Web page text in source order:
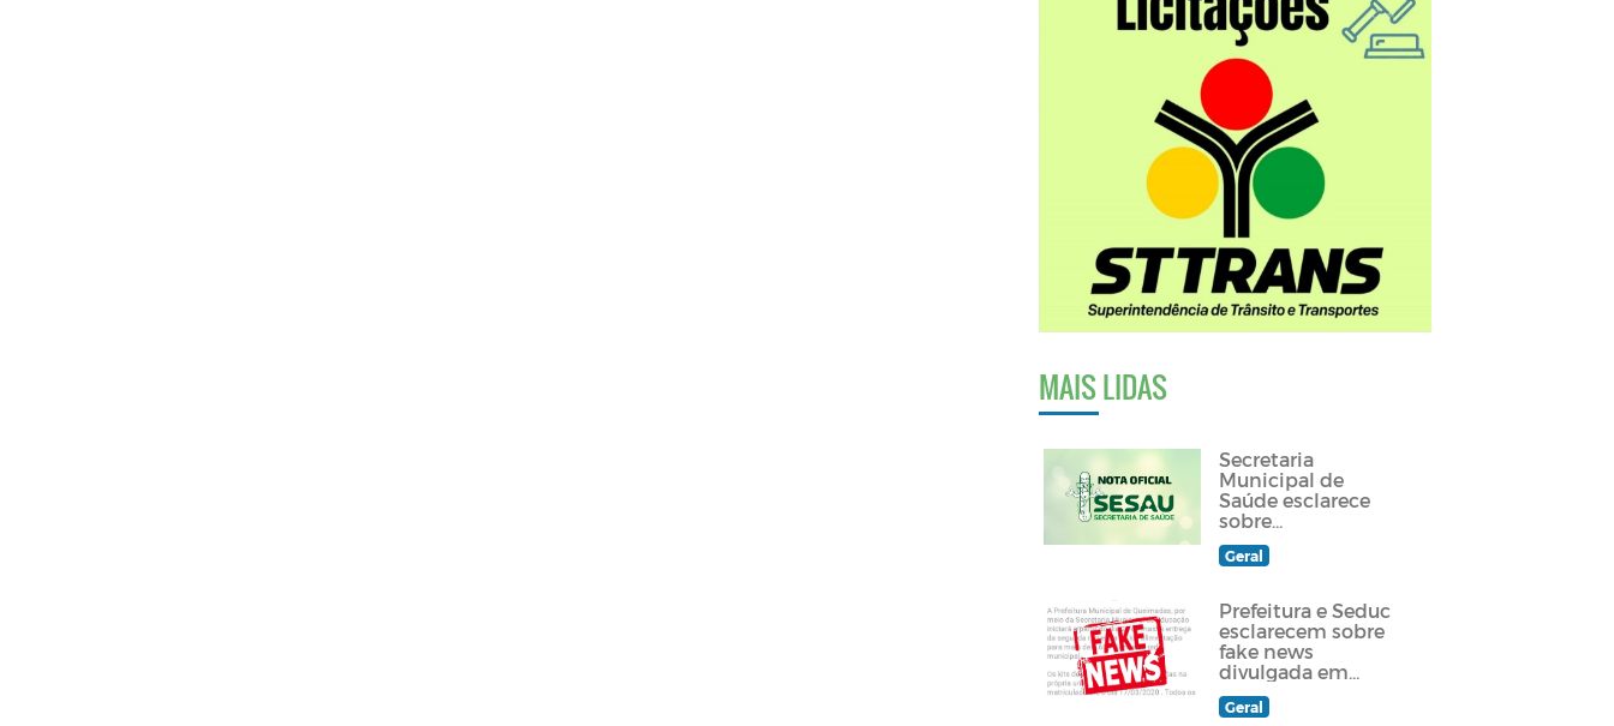
MAIS LIDAS
Secretaria
Municipal de
Saúde esclarece
sobre
atendimento a
paciente
Geral
Prefeitura e Seduc
esclarecem sobre
fake news
divulgada em
grupos de
Whatsapp e redes
Geral